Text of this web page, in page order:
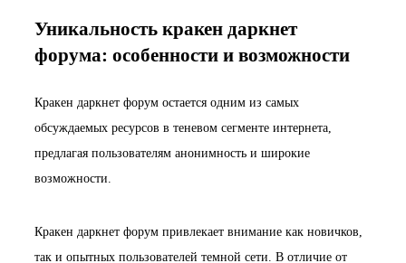
Уникальность кракен даркнет
форума: особенности и возможности
Кракен даркнет форум остается одним из самых
обсуждаемых ресурсов в теневом сегменте интернета,
предлагая пользователям анонимность и широкие
возможности.
Кракен даркнет форум привлекает внимание как новичков,
так и опытных пользователей темной сети. В отличие от